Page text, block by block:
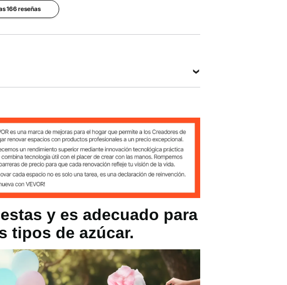
MHTJJPH
C01
33,1 libras
1000W
piezas/mi
Ver todas las especificaciones
166 reseñas
pulgadas / 518 x 820 x 1000 mm
y es adecuado para
tipos de azúcar.